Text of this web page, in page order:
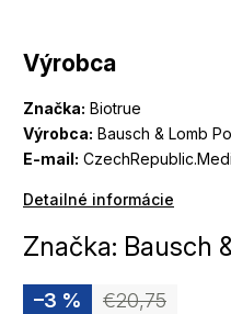
Výrobca
Značka: Biotrue
Výrobca: Bausch & Lomb
E-mail:
Detailné informácie
Značka: Bausch
€20,75
–3 %